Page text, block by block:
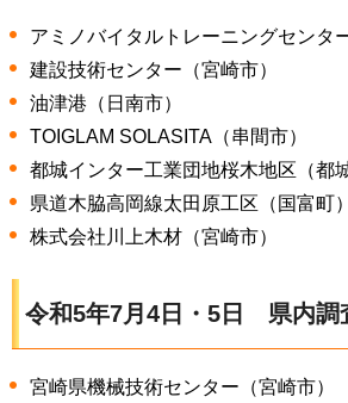
アミノバイタルトレーニングセンタ
建設技術センター（宮崎市）
油津港（日南市）
TOIGLAM SOLASITA（串間市）
都城インター工業団地桜木地区（都
県道木脇高岡線太田原工区（国富町）
株式会社川上木材（宮崎市）
令和5年7月4日・5日 県内調
宮崎県機械技術センター（宮崎市）